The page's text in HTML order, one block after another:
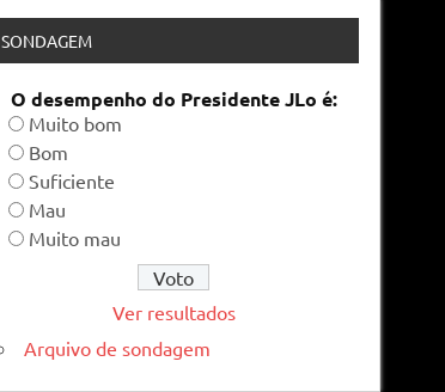
SONDAGEM
O desempenho do Presidente JLo é:
Muito bom
Bom
Suficiente
Mau
Muito mau
Ver resultados
Arquivo de sondagem